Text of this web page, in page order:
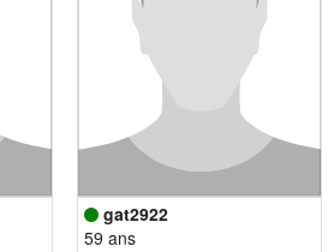
gat2922
59 ans